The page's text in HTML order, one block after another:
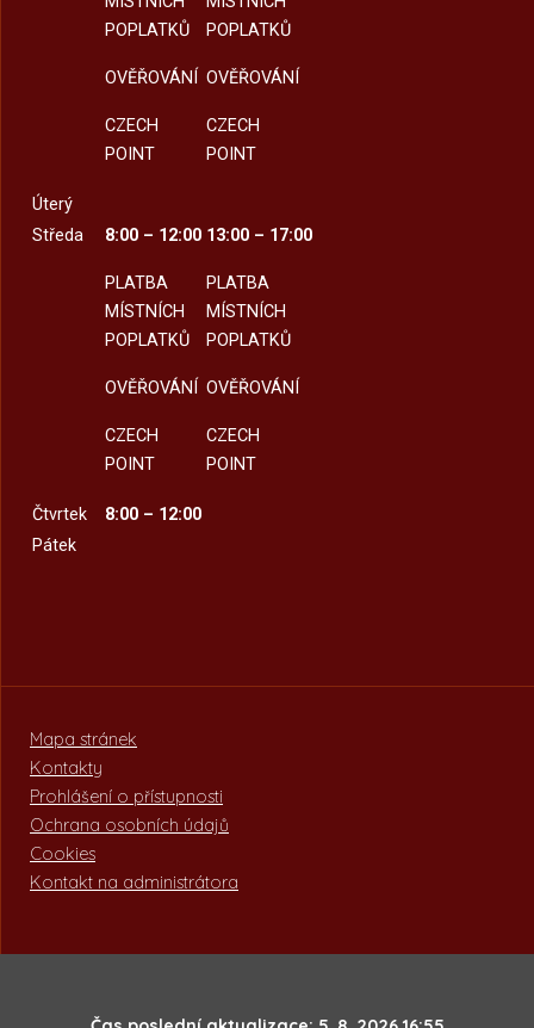
POPLATKŮ
OVĚŘOVÁNÍ
CZECH
POINT
POPLATKŮ
OVĚŘOVÁNÍ
CZECH
POINT
Úterý
Středa
8:00 – 12:00
PLATBA
MÍSTNÍCH
POPLATKŮ
OVĚŘOVÁNÍ
CZECH
POINT
13:00 – 17:00
PLATBA
MÍSTNÍCH
POPLATKŮ
OVĚŘOVÁNÍ
CZECH
POINT
Čtvrtek
8:00 – 12:00
Pátek
Mapa stránek
Kontakty
Prohlášení o přístupnosti
Ochrana osobních údajů
Cookies
Kontakt na administrátora